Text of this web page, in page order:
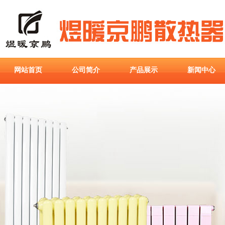
网站首页 公司简介 产品展示 新闻中心